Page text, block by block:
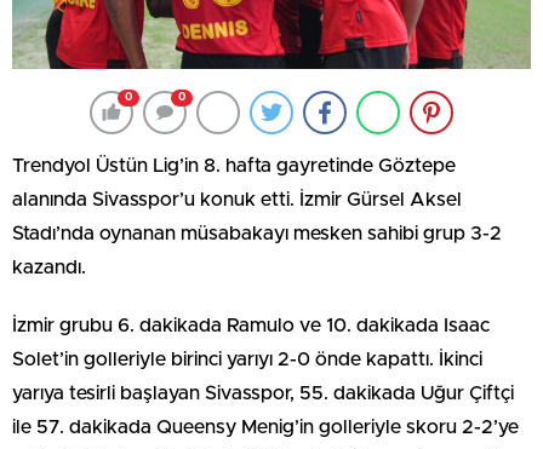
0 0
Trendyol Üstün Lig’in 8. hafta gayretinde Göztepe
alanında Sivasspor’u konuk etti. İzmir Gürsel Aksel
Stadı’nda oynanan müsabakayı mesken sahibi grup 3-2
kazandı.
İzmir grubu 6. dakikada Ramulo ve 10. dakikada Isaac
Solet’in golleriyle birinci yarıyı 2-0 önde kapattı. İkinci
yarıya tesirli başlayan Sivasspor, 55. dakikada Uğur Çiftçi
ile 57. dakikada Queensy Menig’in golleriyle skoru 2-2’ye